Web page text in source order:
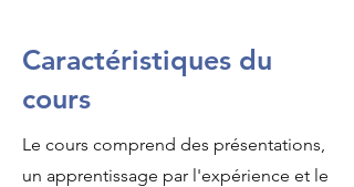
Caractéristiques du
cours
Le cours comprend des présentations,
un apprentissage par l'expérience et le